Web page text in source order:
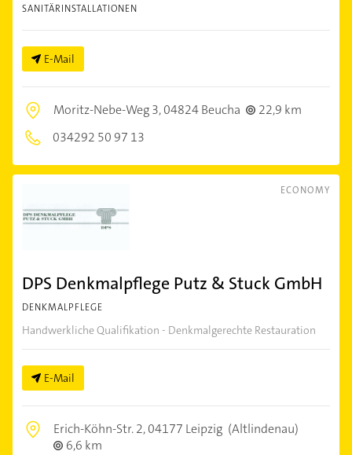
SANITÄRINSTALLATIONEN
E-Mail
Moritz-Nebe-Weg 3,04824 Beucha
22,9 km
034292 50 97 13
ECONOMY
DPS Denkmalpflege Putz & Stuck GmbH
DENKMALPFLEGE
Handwerkliche Qualifikation - Denkmalgerechte Restauration
E-Mail
Erich-Köhn-Str. 2,04177 Leipzig (Altlindenau)
6,6 km